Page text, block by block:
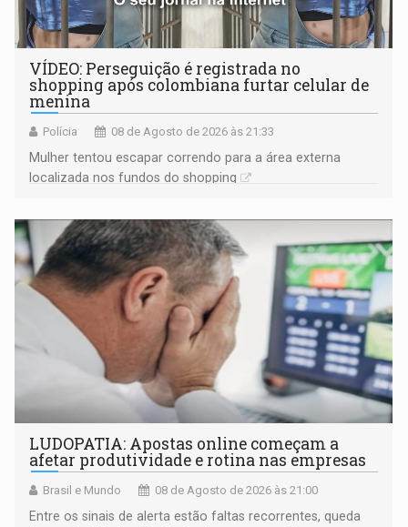
VÍDEO: Perseguição é registrada no
shopping após colombiana furtar celular de
menina
Polícia 08 de Agosto de 2026 às 21:33
Mulher tentou escapar correndo para a área externa
localizada nos fundos do shopping
LUDOPATIA: Apostas online começam a
afetar produtividade e rotina nas empresas
Brasil e Mundo 08 de Agosto de 2026 às 21:00
Entre os sinais de alerta estão faltas recorrentes, queda